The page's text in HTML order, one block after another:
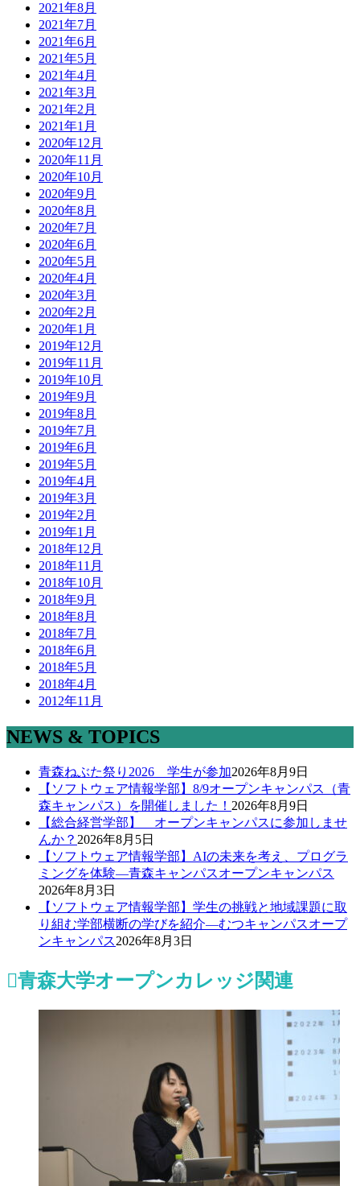
2021年8月
2021年7月
2021年6月
2021年5月
2021年4月
2021年3月
2021年2月
2021年1月
2020年12月
2020年11月
2020年10月
2020年9月
2020年8月
2020年7月
2020年6月
2020年5月
2020年4月
2020年3月
2020年2月
2020年1月
2019年12月
2019年11月
2019年10月
2019年9月
2019年8月
2019年7月
2019年6月
2019年5月
2019年4月
2019年3月
2019年2月
2019年1月
2018年12月
2018年11月
2018年10月
2018年9月
2018年8月
2018年7月
2018年6月
2018年5月
2018年4月
2012年11月
NEWS & TOPICS
青森ねぶた祭り2026 学生が参加2026年8月9日
【ソフトウェア情報学部】8/9オープンキャンパス（青
森キャンパス）を開催しました！ 2026年8月9日
【総合経営学部】 オープンキャンパスに参加しませ
んか？ 2026年8月5日
【ソフトウェア情報学部】AIの未来を考え、プログラ
ミングを体験―青森キャンパスオープンキャンパス
2026年8月3日
【ソフトウェア情報学部】学生の挑戦と地域課題に取
り組む学部横断の学びを紹介―むつキャンパスオープ
ンキャンパス2026年8月3日
青森大学オープンカレッジ関連